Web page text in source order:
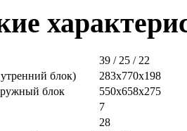
39 / 25 / 22
блок)
283x770x198
блок
550x658x275
7
28